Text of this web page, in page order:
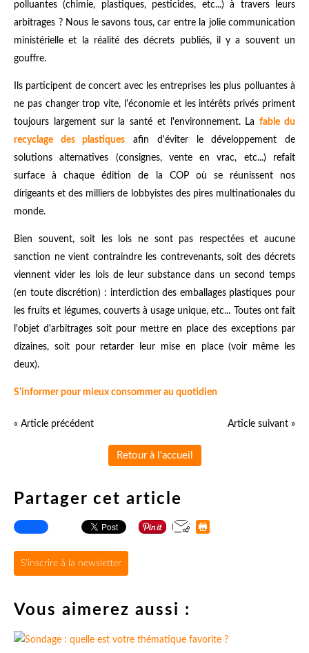
polluantes (chimie, plastiques, pesticides, etc...) à travers leurs
arbitrages ? Nous le savons tous, car entre la jolie communication
ministérielle et la réalité des décrets publiés, il y a souvent un
gouffre.
Ils participent de concert avec les entreprises les plus polluantes à
ne pas changer trop vite, l'économie et les intérêts privés priment
toujours largement sur la santé et l'environnement. Lafable du
recyclage des plastiques afin d'éviter le développement de
solutions alternatives (consignes, vente en vrac, etc...) refait
surface à chaque édition de la COP où se réunissent nos
dirigeants et des milliers de lobbyistes des pires multinationales du
monde.
Bien souvent, soit les lois ne sont pas respectées et aucune
sanction ne vient contraindre les contrevenants, soit des décrets
viennent vider les lois de leur substance dans un second temps
(en toute discrétion) : interdiction des emballages plastiques pour
les fruits et légumes, couverts à usage unique, etc... Toutes ont fait
l'objet d'arbitrages soit pour mettre en place des exceptions par
dizaines, soit pour retarder leur mise en place (voir même les
deux).
S'informer pour mieux consommer au quotidien
« Article précédent Article suivant »
Retour à l'accueil
Partager cet article
S'inscrire à la newsletter
Vous aimerez aussi :